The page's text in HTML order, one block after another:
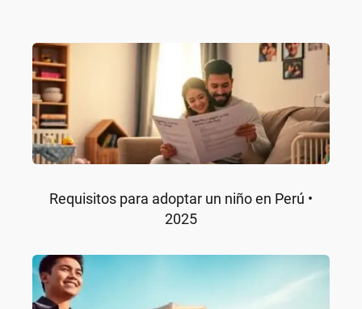
Requisitos para adoptar un niño en Perú •
2025